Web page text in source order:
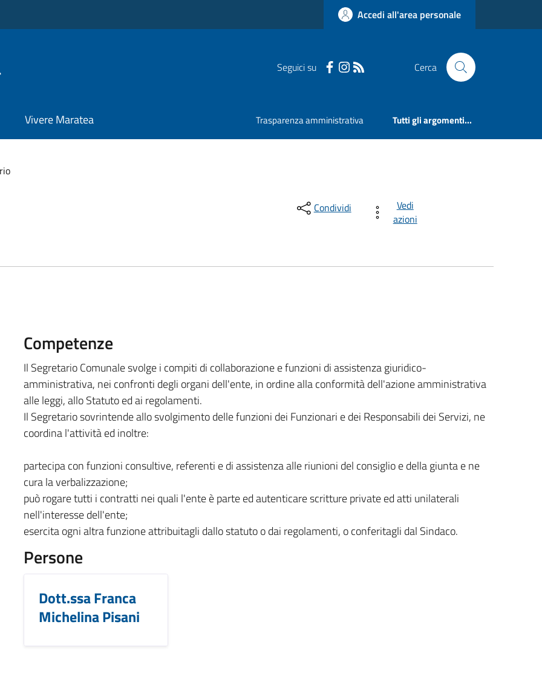
Accedi all'area personale
Seguici su Cerca
Vivere Maratea Trasparenza amministrativa Tutti gli argomenti...
Condividi
Vedi
azioni
Competenze
Il Segretario Comunale svolge i compiti di collaborazione e funzioni di assistenza giuridico-
amministrativa, nei confronti degli organi dell'ente, in ordine alla conformità dell'azione amministrativa
alle leggi, allo Statuto ed ai regolamenti.
Il Segretario sovrintende allo svolgimento delle funzioni dei Funzionari e dei Responsabili dei Servizi, ne
coordina l'attività ed inoltre:
partecipa con funzioni consultive, referenti e di assistenza alle riunioni del consiglio e della giunta e ne
cura la verbalizzazione;
può rogare tutti i contratti nei quali l'ente è parte ed autenticare scritture private ed atti unilaterali
nell'interesse dell'ente;
esercita ogni altra funzione attribuitagli dallo statuto o dai regolamenti, o conferitagli dal Sindaco.
Persone
Dott.ssa Franca
Michelina Pisani